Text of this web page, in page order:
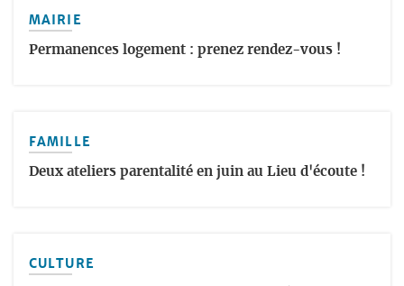
MAIRIE
Permanences logement : prenez rendez-vous !
FAMILLE
Deux ateliers parentalité en juin au Lieu d'écoute !
CULTURE